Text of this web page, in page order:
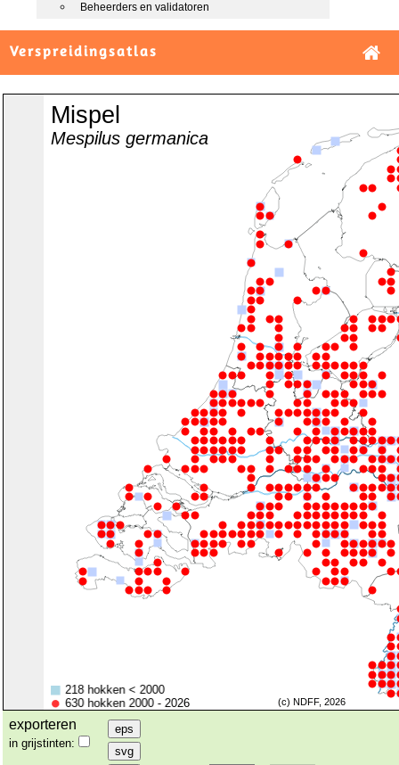
Beheerders en validatoren
Verspreidingsatlas